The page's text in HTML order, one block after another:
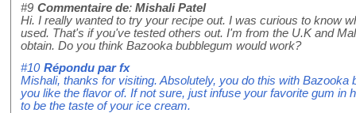
#9 Commentaire de: Mishali Patel
Hi. I really wanted to try your recipe out. I was curious to know
used. That's if you've tested others out. I'm from the U.K and
obtain. Do you think Bazooka bubblegum would work?
#10 Répondu parfx
Mishali, thanks for visiting. Absolutely, you do this with Bazooka
you like the flavor of. If not sure, just infuse your favorite gum in
to be the taste of your ice cream.